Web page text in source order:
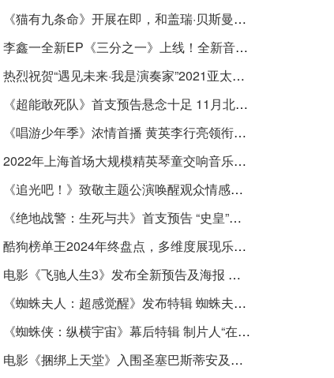
《猫有九条命》开展在即，和盖瑞·贝斯曼一起进入奇···
李鑫一全新EP《三分之一》上线！全新音乐曲风，寻求···
热烈祝贺“遇见未来·我是演奏家”2021亚太国际器乐···
《超能敢死队》首支预告悬念十足 11月北美上映引期待···
《唱游少年季》浓情首播 黄英李行亮领衔开启“印象式···
2022年上海首场大规模精英琴童交响音乐会在东方艺术···
《追光吧！》致敬主题公演唤醒观众情感共鸣 杨和苏周···
《绝地战警：生死与共》首支预告 “史皇”回归破解···
酷狗榜单王2024年终盘点，多维度展现乐坛流行趋势
电影《飞驰人生3》发布全新预告及海报 沈腾组队豪华···
《蜘蛛夫人：超感觉醒》发布特辑 蜘蛛夫人上演满级预···
《蜘蛛侠：纵横宇宙》幕后特辑 制片人“在动画里一切···
电影《捆绑上天堂》入围圣塞巴斯蒂安及多伦多两大国···